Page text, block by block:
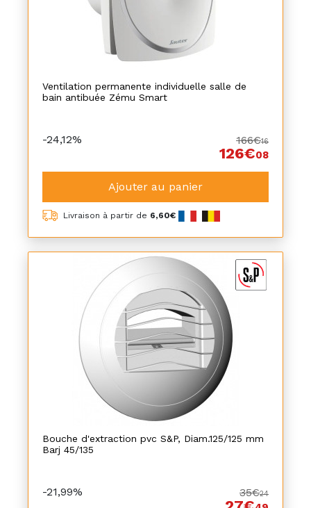
Ventilation permanente individuelle salle de
bain antibuée Zému Smart
-24,12% 166€16
126€08
Ajouter au panier
Livraison à partir de 6,60€
Bouche d'extraction pvc S&P, Diam.125/125 mm
Barj 45/135
-21,99% 35€24